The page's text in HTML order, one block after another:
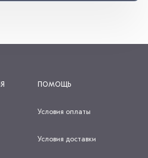
ПОМОЩЬ
Условия оплаты
Условия доставки